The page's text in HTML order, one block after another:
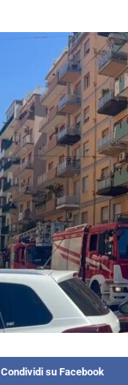
Condividi su Facebook